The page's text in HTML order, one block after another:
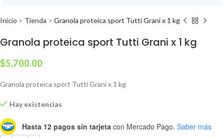
Inicio > Tienda > Granola proteica sport Tutti Grani x 1 kg
Granola proteica sport Tutti Grani x 1 kg
$5,700.00
Granola proteica sport Tutti Grani x 1 kg
Hay existencias
Hasta 12 pagos sin tarjeta con Mercado Pago. Saber más